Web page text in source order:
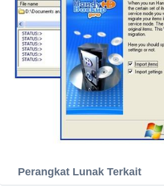
Perangkat Lunak Terkait